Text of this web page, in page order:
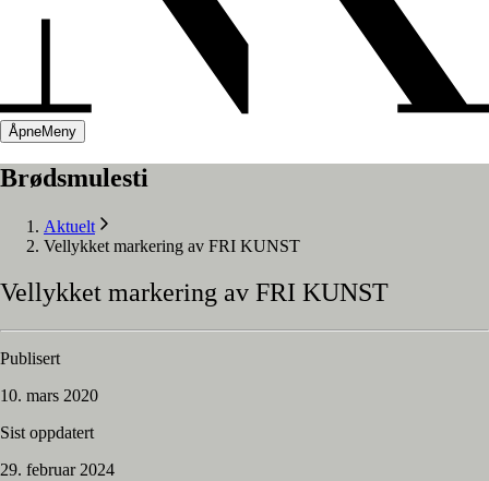
ÅpneMeny
Brødsmulesti
Aktuelt
Vellykket markering av FRI KUNST
Vellykket markering av FRI KUNST
Publisert
10. mars 2020
Sist oppdatert
29. februar 2024